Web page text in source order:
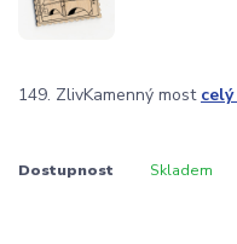
149. ZlivKamenný most
Dostupnost Skladem